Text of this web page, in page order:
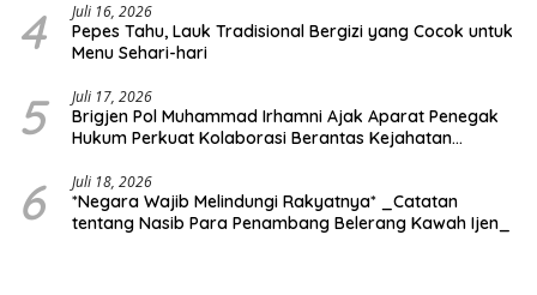
4 Juli 16, 2026
Pepes Tahu, Lauk Tradisional Bergizi yang Cocok untuk
Menu Sehari-hari
5 Juli 17, 2026
Brigjen Pol Muhammad Irhamni Ajak Aparat Penegak
Hukum Perkuat Kolaborasi Berantas Kejahatan
6 Juli 18, 2026
*Negara Wajib Melindungi Rakyatnya* _Catatan
tentang Nasib Para Penambang Belerang Kawah Ijen_